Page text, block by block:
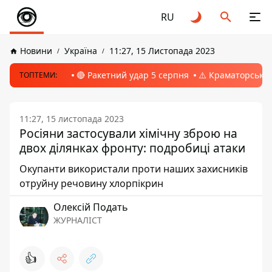
RU
Новини Україна 11:27, 15 Листопада 2023
ТОПТЕМИ: 🔴 Ракетний удар 5 серпня ⚠️ Краматорськ,
11:27, 15 листопада 2023
Росіяни застосували хімічну зброю на
двох ділянках фронту: подробиці атаки
Окупанти використали проти наших захисників
отруйну речовину хлорпікрин
Олексій Подать
ЖУРНАЛІСТ
👍